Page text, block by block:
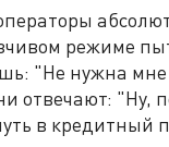
режиме
"Не нужна
отвечают: "Ну,
в кредитный